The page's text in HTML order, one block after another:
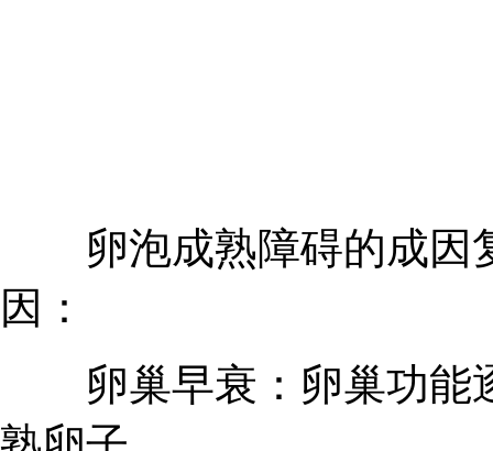
卵泡成熟障碍的成因
因：
卵巢早衰：卵巢功能